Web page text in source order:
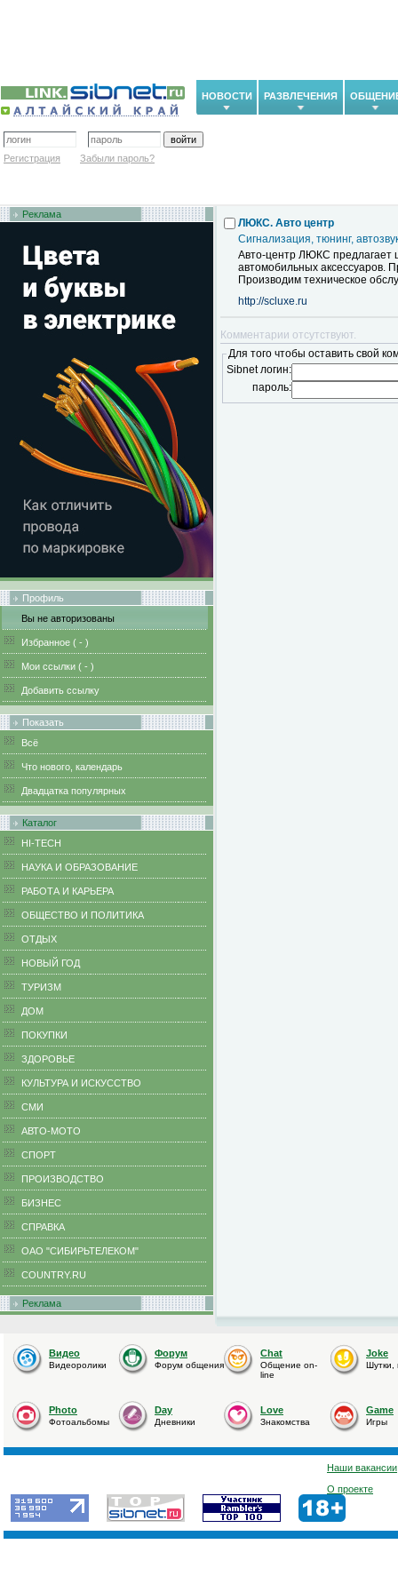
НОВОСТИ РАЗВЛЕЧЕНИЯ
Регистрация Забыли пароль?
Реклама
Профиль
Вы не авторизованы
Избранное ( - )
Мои ссылки ( - )
Добавить ссылку
Показать
Всё
Что нового, календарь
Двадцатка популярных
Каталог
HI-TECH
НАУКА И ОБРАЗОВАНИЕ
РАБОТА И КАРЬЕРА
ОБЩЕСТВО И ПОЛИТИКА
ОТДЫХ
НОВЫЙ ГОД
ТУРИЗМ
ДОМ
ПОКУПКИ
ЗДОРОВЬЕ
КУЛЬТУРА И ИСКУССТВО
СМИ
АВТО-МОТО
СПОРТ
ПРОИЗВОДСТВО
БИЗНЕС
CПРАВКА
ОАО "СИБИРЬТЕЛЕКОМ"
COUNTRY.RU
Реклама
ЛЮКС. Авто центр
Сигнализация, тюнинг,
Авто-центр ЛЮКС предлагает
автомобильных аксессуаров.
Производим техническое
http://scluxe.ru
Комментарии отсутствуют.
Для того чтобы оставить свой
Sibnet логин:
пароль:
Видео
Видеоролики
Форум
Форум общения
Chat
Общение on-
line
Joke
Шутки,
Photo
Фотоальбомы
Day
Дневники
Love
Знакомства
Game
Игры
Наши вакансии
О проекте